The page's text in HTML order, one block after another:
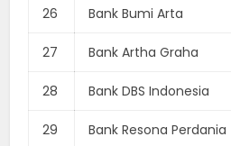
26 Bank Bumi Arta
27 Bank Artha Graha
28 Bank DBS Indonesia
29 Bank Resona Perdania